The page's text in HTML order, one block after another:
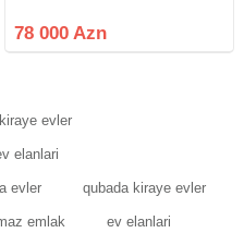
elektironika xaric.Eyvan, Qaz, Lift,
Kupça
78 000 Azn
evler
elanlari
evler qubada kiraye evler
emlak ev elanlari